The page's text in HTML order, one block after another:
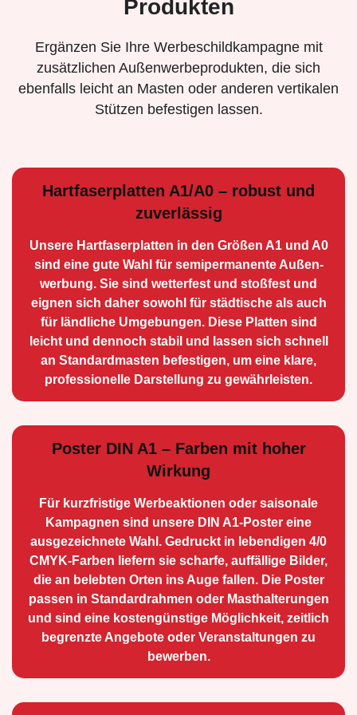
Produkten
Ergänzen Sie Ihre Werbeschildkampagne mit
zusätzlichen Außenwerbeprodukten, die sich
ebenfalls leicht an Masten oder anderen vertikalen
Stützen befestigen lassen.
Hartfaserplatten A1/A0 – robust und
zuverlässig
Unsere Hartfaserplatten in den Größen A1 und A0
sind eine gute Wahl für semiperma­nente Außen­
werbung. Sie sind wetterfest und stoßfest und
eignen sich daher sowohl für städtische als auch
für ländliche Umge­bungen. Diese Platten sind
leicht und dennoch stabil und lassen sich schnell
an Standard­masten befestigen, um eine klare,
professionelle Darstellung zu gewährleisten.
Poster DIN A1 – Farben mit hoher
Wirkung
Für kurzfristige Werbe­aktionen oder saisonale
Kampagnen sind unsere DIN A1-Poster eine
ausge­zeichnete Wahl. Gedruckt in lebendigen 4/0
CMYK-Farben liefern sie scharfe, auffällige Bilder,
die an belebten Orten ins Auge fallen. Die Poster
passen in Standardrahmen oder Masthalterungen
und sind eine kostengünstige Möglichkeit, zeitlich
begrenzte Angebote oder Veranstaltungen zu
bewerben.